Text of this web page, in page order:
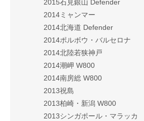
2015石見銀山 Defender
2014ミャンマー
2014北海道 Defender
2014ポルボウ・バルセロナ
2014北陸若狭神戸
2014潮岬 W800
2014南房総 W800
2013祝島
2013柏崎・新潟 W800
2013シンガポール・マラッカ